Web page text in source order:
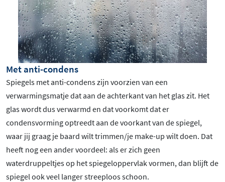
Met anti-condens
Spiegels met anti-condens zijn voorzien van een
verwarmingsmatje dat aan de achterkant van het glas zit. Het
glas wordt dus verwarmd en dat voorkomt dat er
condensvorming optreedt aan de voorkant van de spiegel,
waar jij graag je baard wilt trimmen/je make-up wilt doen. Dat
heeft nog een ander voordeel: als er zich geen
waterdruppeltjes op het spiegeloppervlak vormen, dan blijft de
spiegel ook veel langer streeploos schoon.